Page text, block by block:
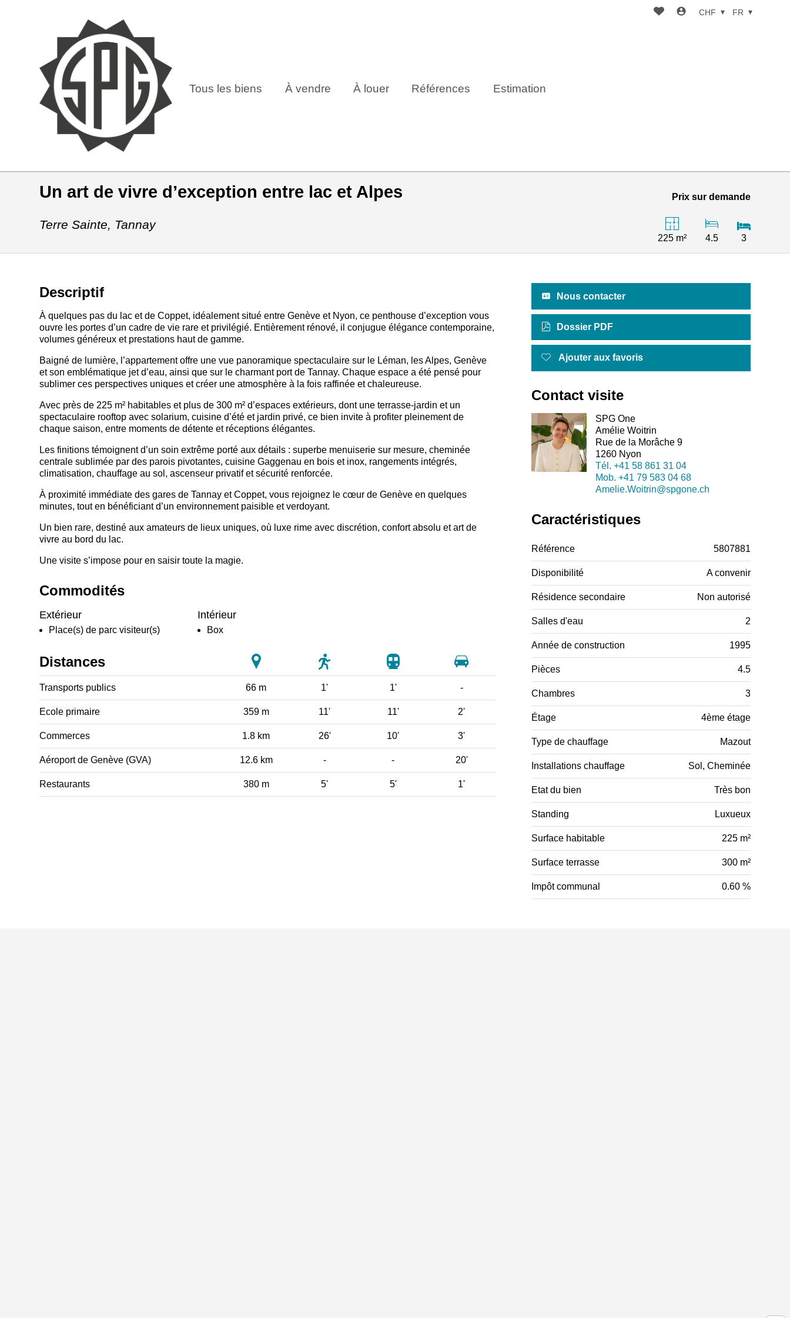
Tous les biens À vendre À louer Références Estimation
CHF FR
Un art de vivre d’exception entre lac et Alpes Prix sur demande
Terre Sainte, Tannay
225 m² 4.5 3
Descriptif
À quelques pas du lac et de Coppet, idéalement situé entre Genève et Nyon, ce penthouse d’exception vous
ouvre les portes d’un cadre de vie rare et privilégié. Entièrement rénové, il conjugue élégance contemporaine,
volumes généreux et prestations haut de gamme.
Baigné de lumière, l’appartement offre une vue panoramique spectaculaire sur le Léman, les Alpes, Genève
et son emblématique jet d’eau, ainsi que sur le charmant port de Tannay. Chaque espace a été pensé pour
sublimer ces perspectives uniques et créer une atmosphère à la fois raffinée et chaleureuse.
Avec près de 225 m² habitables et plus de 300 m² d’espaces extérieurs, dont une terrasse-jardin et un
spectaculaire rooftop avec solarium, cuisine d’été et jardin privé, ce bien invite à profiter pleinement de
chaque saison, entre moments de détente et réceptions élégantes.
Les finitions témoignent d’un soin extrême porté aux détails : superbe menuiserie sur mesure, cheminée
centrale sublimée par des parois pivotantes, cuisine Gaggenau en bois et inox, rangements intégrés,
climatisation, chauffage au sol, ascenseur privatif et sécurité renforcée.
À proximité immédiate des gares de Tannay et Coppet, vous rejoignez le cœur de Genève en quelques
minutes, tout en bénéficiant d’un environnement paisible et verdoyant.
Un bien rare, destiné aux amateurs de lieux uniques, où luxe rime avec discrétion, confort absolu et art de
vivre au bord du lac.
Une visite s’impose pour en saisir toute la magie.
Commodités
Extérieur
Place(s) de parc visiteur(s)
Intérieur
Box
Distances
Transports publics 66 m 1' 1' -
Ecole primaire 359 m 11' 11' 2'
Commerces 1.8 km 26' 10' 3'
Aéroport de Genève (GVA) 12.6 km - - 20'
Restaurants 380 m 5' 5' 1'
Nous contacter
Dossier PDF
Ajouter aux favoris
Contact visite
SPG One
Amélie Woitrin
Rue de la Morâche 9
1260 Nyon
Tél. +41 58 861 31 04
Mob. +41 79 583 04 68
Amelie.Woitrin@spgone.ch
Caractéristiques
Référence 5807881
Disponibilité A convenir
Résidence secondaire Non autorisé
Salles d'eau 2
Année de construction 1995
Pièces 4.5
Chambres 3
Étage 4ème étage
Type de chauffage Mazout
Installations chauffage Sol, Cheminée
Etat du bien Très bon
Standing Luxueux
Surface habitable 225 m²
Surface terrasse 300 m²
Impôt communal 0.60 %